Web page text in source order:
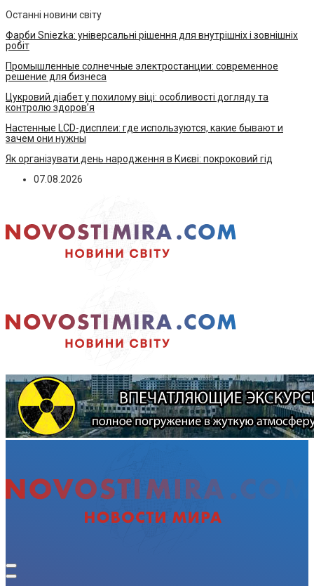
Останні новини світу
Фарби Sniezka: універсальні рішення для внутрішніх і зовнішніх
робіт
Промышленные солнечные электростанции: современное
решение для бизнеса
Цукровий діабет у похилому віці: особливості догляду та
контролю здоров’я
Настенные LCD-дисплеи: где используются, какие бывают и
зачем они нужны
Як організувати день народження в Києві: покроковий гід
07.08.2026